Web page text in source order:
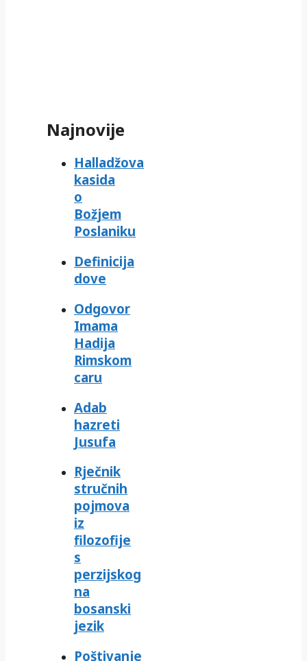
Najnovije
Halladžova
kasida
o
Božjem
Poslaniku
Definicija
dove
Odgovor
Imama
Hadija
Rimskom
caru
Adab
hazreti
Jusufa
Rječnik
stručnih
pojmova
iz
filozofije
s
perzijskog
na
bosanski
jezik
Poštivanje